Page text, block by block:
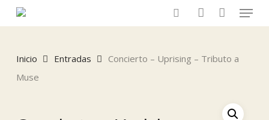
to
content
searchaccount
Menu
Inicio Entradas
Concierto – Uprising – Tributo a
Muse